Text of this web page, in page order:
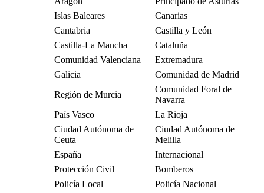
Islas Baleares
Canarias
Cantabria
Castilla y León
Castilla-La Mancha
Cataluña
Comunidad Valenciana
Extremadura
Galicia
Comunidad de Madrid
Región de Murcia
Comunidad Foral de
Navarra
País Vasco
La Rioja
Ciudad Autónoma de
Ceuta
Ciudad Autónoma de
Melilla
España
Internacional
Protección Civil
Bomberos
Policía Local
Policía Nacional